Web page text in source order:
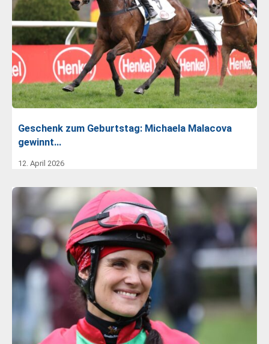
Geschenk zum Geburtstag: Michaela Malacova
gewinnt…
12. April 2026